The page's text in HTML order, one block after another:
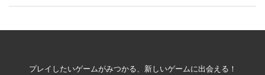
プレイしたいゲームがみつかる、新しいゲームに出会える！